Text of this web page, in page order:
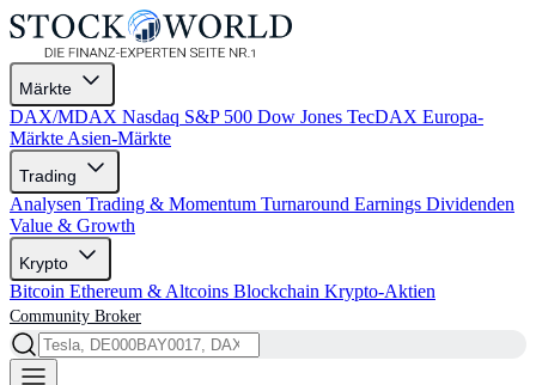
Märkte
DAX/MDAX Nasdaq S&P 500 Dow Jones TecDAX Europa-
Märkte Asien-Märkte
Trading
Analysen Trading & Momentum Turnaround Earnings Dividenden
Value & Growth
Krypto
Bitcoin Ethereum & Altcoins Blockchain Krypto-Aktien
Community Broker